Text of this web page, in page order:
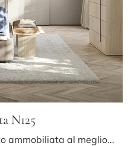
N125
Se vuoi una camera da letto ammobiliata al meglio, scegli l'armadio Concreta N125 con ante scorrevoli di Colombini Casa!